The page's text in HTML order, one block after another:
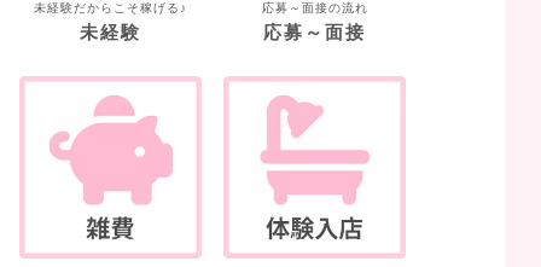
未経験だからこそ稼げる♪
未経験
応募～面接の流れ
応募～面接